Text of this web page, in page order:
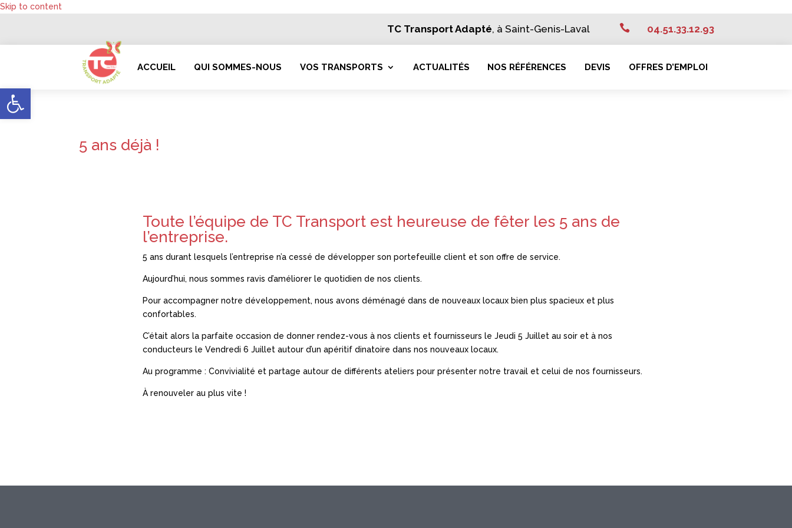
Skip to content
Ouvrir la barre d’outils
TC Transport Adapté, à Saint-Genis-Laval  04.51.33.12.93
ACCUEIL QUI SOMMES-NOUS VOS TRANSPORTS ACTUALITÉS NOS RÉFÉRENCES DEVIS OFFRES D’EMPLOI
5 ans déjà !
Toute l’équipe de TC Transport est heureuse de fêter les 5 ans de
l’entreprise.
5 ans durant lesquels l’entreprise n’a cessé de développer son portefeuille client et son offre de service.
Aujourd’hui, nous sommes ravis d’améliorer le quotidien de nos clients.
Pour accompagner notre développement, nous avons déménagé dans de nouveaux locaux bien plus spacieux et plus
confortables.
C’était alors la parfaite occasion de donner rendez-vous à nos clients et fournisseurs le Jeudi 5 Juillet au soir et à nos
conducteurs le Vendredi 6 Juillet autour d’un apéritif dinatoire dans nos nouveaux locaux.
Au programme : Convivialité et partage autour de différents ateliers pour présenter notre travail et celui de nos fournisseurs.
À renouveler au plus vite !